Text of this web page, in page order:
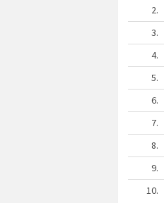
2.
3.
4.
5.
6.
7.
8.
9.
10.